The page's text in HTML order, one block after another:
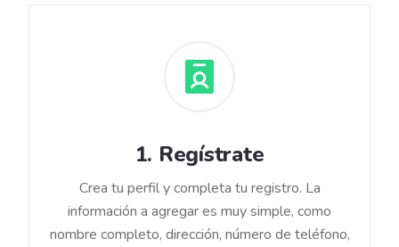
1. Regístrate
Crea tu perfil y completa tu registro. La
información a agregar es muy simple, como
nombre completo, dirección, número de teléfono,